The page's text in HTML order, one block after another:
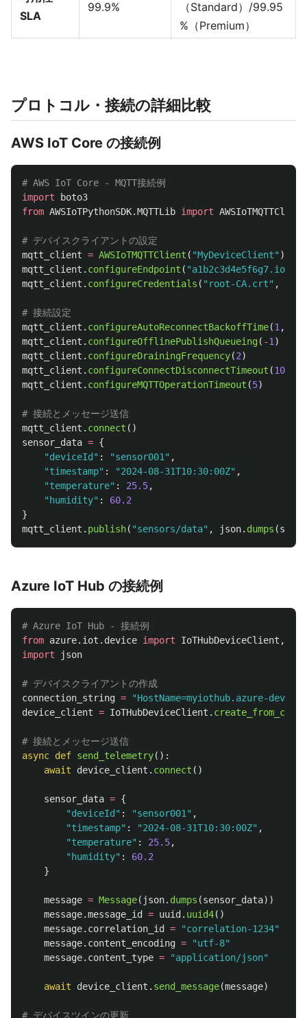
SLA
99.9%
（Standard）/99.95
%（Premium）
プロトコル・接続の詳細比較
AWS IoT Core の接続例
import
boto3
from AWSIoTPythonSDK.MQTTLib import AWSIoTMQTTClient
mqtt_client = AWSIoTMQTTClient ( "MyDeviceClient" )
mqtt_client . configureEndpoint ( "
mqtt_client . configureCredentials ( " root-CA.crt" ,
mqtt_client . configureAutoReconnectBackoffTime(1 ,
mqtt_client . configureOfflinePublishQueueing( -1 )
mqtt_client . configureDrainingFrequency(2)
mqtt_client . configureConnectDisconnectTimeout (10
mqtt_client . configureMQTTOperationTimeout (5)
mqtt_client . connect ()
sensor_data = {
"deviceId " : "sensor001 " ,
"timestamp" : "2024-08-31T10:30:00Z" ,
"temperature" : 25.5,
" humidity" :
60.2
}
mqtt_client . publish( "sensors/data" , json. dumps (
Azure IoT Hub の接続例
from azure.iot.device import IoTHubDeviceClient ,
import
json
connection_string = "HostName=myiothub.azure-
device_client = IoTHubDeviceClient .
async def send_telemetry():
await
device_client . connect ()
sensor_data = {
"deviceId " : "sensor001 " ,
"timestamp" : "2024-08-31T10:30:00Z" ,
"temperature" : 25.5,
" humidity" :
60.2
}
message = Message( json. dumps (sensor_data))
message.message_id = uuid . uuid4()
message. correlation_id = "correlation-1234"
message. content_encoding = "utf-8"
message. content_type = "application/json"
await device_client . send_message(message)